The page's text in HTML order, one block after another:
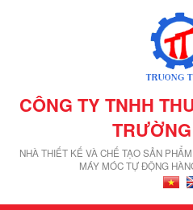
CÔNG TY TNHH
NHÀ THIẾT KẾ VÀ CHẾ TẠO SẢN
MÁY MÓC TỰ ĐỘNG